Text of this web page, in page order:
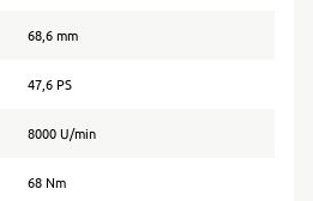
68,6 mm
47,6 PS
8000 U/min
68 Nm